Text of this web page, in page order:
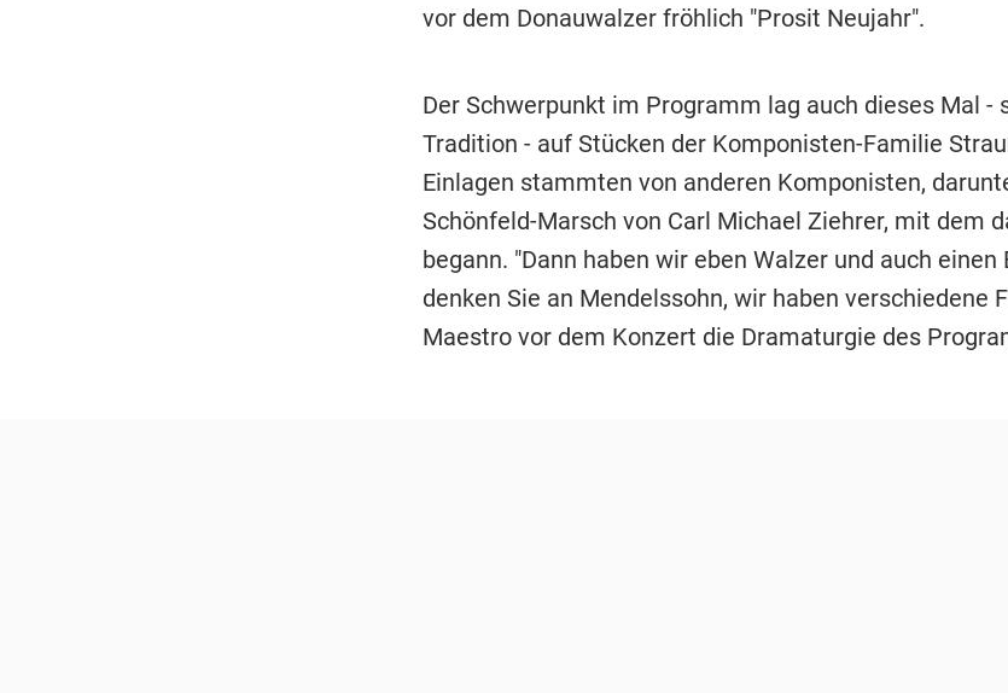
vor dem Donauwalzer fröhlich "Prosit Neujahr".
Der Schwerpunkt im Programm lag auch dieses Mal -
Tradition - auf Stücken der Komponisten-Familie
Einlagen stammten von anderen Komponisten,
Schönfeld-Marsch von Carl Michael Ziehrer, mit dem
begann. "Dann haben wir eben Walzer und auch einen
denken Sie an Mendelssohn, wir haben verschiedene
Maestro vor dem Konzert die Dramaturgie des